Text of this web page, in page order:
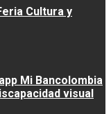
Cultura y
Mi Bancolombia
visual